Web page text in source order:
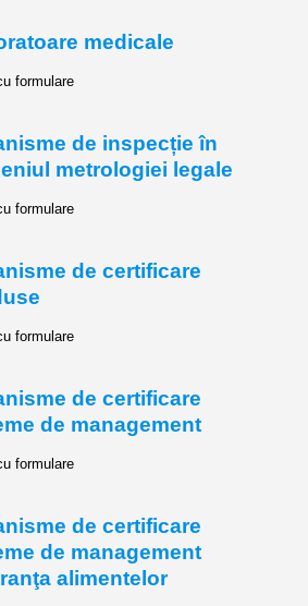
medicale
formulare
de inspecție în
metrologiei legale
formulare
de certificare
formulare
de certificare
de management
formulare
de certificare
de management
alimentelor